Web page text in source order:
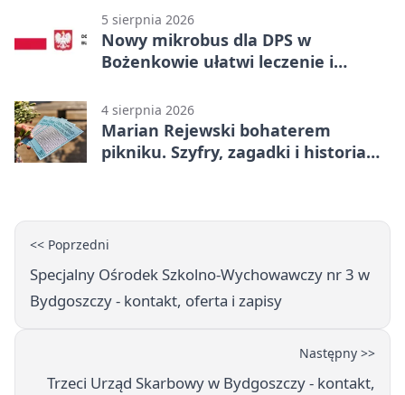
5 sierpnia 2026
Nowy mikrobus dla DPS w
Bożenkowie ułatwi leczenie i
4 sierpnia 2026
Marian Rejewski bohaterem
pikniku. Szyfry, zagadki i historia
<< Poprzedni
Specjalny Ośrodek Szkolno-Wychowawczy nr 3 w
Bydgoszczy - kontakt, oferta i zapisy
Następny >>
Trzeci Urząd Skarbowy w Bydgoszczy - kontakt,